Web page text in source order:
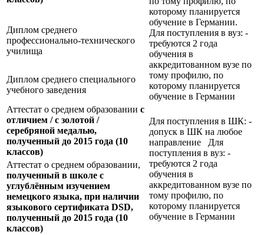
которому планируется
обучение в Германии.
Для поступления в вуз: -
требуются 2 года
обучения в
аккредитованном вузе по
тому профилю, по
которому планируется
обучение в Германии
Диплом среднего
профессионально-технического
училища
Диплом среднего специального
учебного заведения
Аттестат о среднем образовании с
отличием / с золотой /
серебряной медалью,
полученный до 2015 года (10
классов)
Для поступления в ШК: -
допуск в ШК на любое
направление Для
поступления в вуз: -
требуются 2 года
обучения в
аккредитованном вузе по
тому профилю, по
которому планируется
обучение в Германии
Аттестат о среднем образовании,
полученный в школе с
углублённым изучением
немецкого языка, при наличии
языкового сертификата DSD,
полученный до 2015 года (10
классов)